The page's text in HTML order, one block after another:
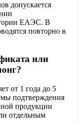
допускается
ЕАЭС. В
повторно в
или
от 1 года до 5
подтверждения
продукции
отдельным